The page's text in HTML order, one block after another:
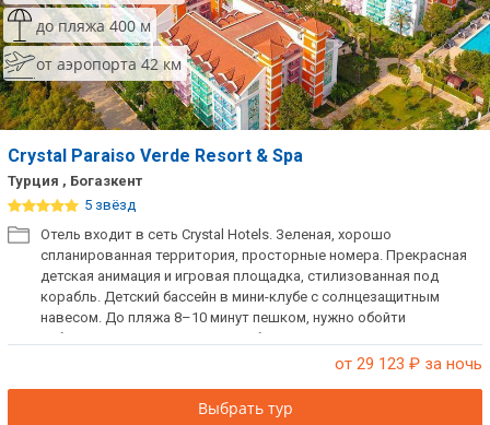
до пляжа 400 м
от аэропорта 42 км
Crystal Paraiso Verde Resort & Spa
Турция , Богазкент
5 звёзд
Отель входит в сеть Crystal Hotels. Зеленая, хорошо
спланированная территория, просторные номера. Прекрасная
детская анимация и игровая площадка, стилизованная под
корабль. Детский бассейн в мини-клубе с солнцезащитным
навесом. До пляжа 8–10 минут пешком, нужно обойти
небольшое озеро. Хороший выбор в своей категории.
Рекомендуем для спокойного семейного отдыха.от 29 123 ₽ за ночь
Выбрать тур